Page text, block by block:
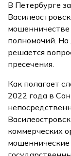
В Петербурге
полномочий.
решается
пресечения.
Как полагает
2022 года в
коммерческих